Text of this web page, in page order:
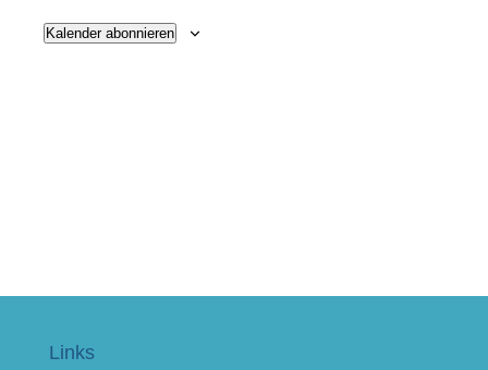
Kalender abonnieren
Links